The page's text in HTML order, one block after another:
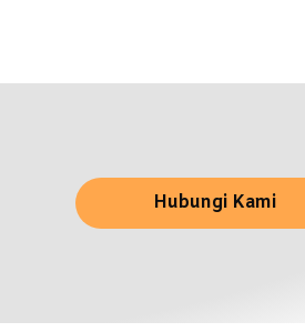
Hubungi Kami